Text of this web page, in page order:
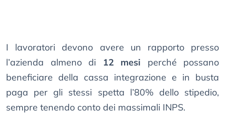
I lavoratori devono avere un rapporto presso
l’azienda almeno di
12 mesi perché possano
beneficiare della cassa integrazione e in busta
paga per gli stessi spetta l’80% dello stipedio,
sempre tenendo conto dei massimali INPS.